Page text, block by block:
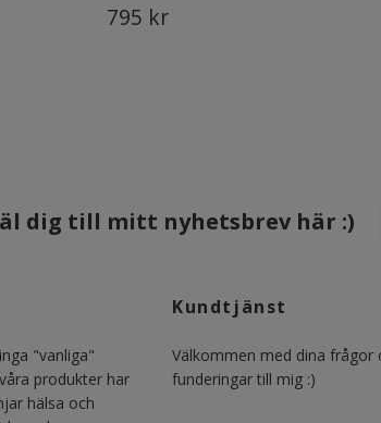
795 kr
dig till mitt nyhetsbrev här :)
"vanliga"
produkter har
hälsa och
Kundtjänst
Välkommen med dina frågor
funderingar till mig :)